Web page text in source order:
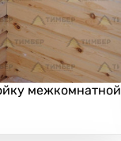
межкомнатной